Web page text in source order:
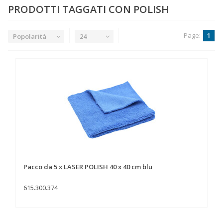
PRODOTTI TAGGATI CON POLISH
Popolarità 24 Page: 1
Pacco da 5 x LASER POLISH 40 x 40 cm blu
615.300.374